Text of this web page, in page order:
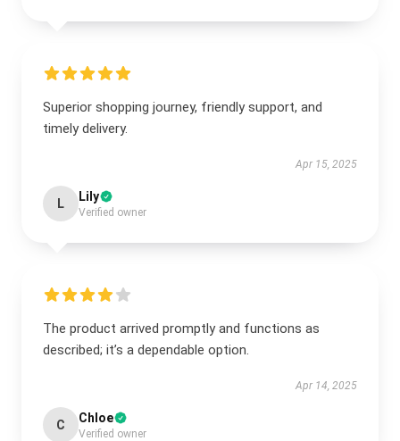
Superior shopping journey, friendly support, and
timely delivery.
Apr 15, 2025
L Lily
Verified owner
The product arrived promptly and functions as
described; it’s a dependable option.
Apr 14, 2025
C Chloe
Verified owner